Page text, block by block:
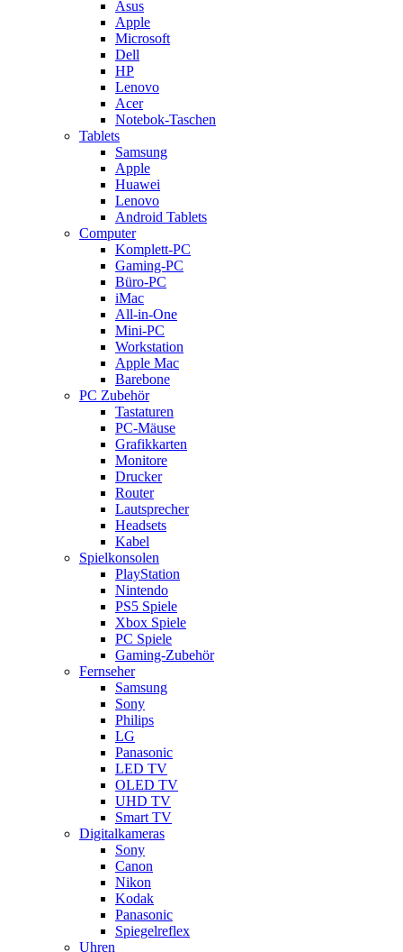
Asus
Apple
Microsoft
Dell
HP
Lenovo
Acer
Notebok-Taschen
Tablets
Samsung
Apple
Huawei
Lenovo
Android Tablets
Computer
Komplett-PC
Gaming-PC
Büro-PC
iMac
All-in-One
Mini-PC
Workstation
Apple Mac
Barebone
PC Zubehör
Tastaturen
PC-Mäuse
Grafikkarten
Monitore
Drucker
Router
Lautsprecher
Headsets
Kabel
Spielkonsolen
PlayStation
Nintendo
PS5 Spiele
Xbox Spiele
PC Spiele
Gaming-Zubehör
Fernseher
Samsung
Sony
Philips
LG
Panasonic
LED TV
OLED TV
UHD TV
Smart TV
Digitalkameras
Sony
Canon
Nikon
Kodak
Panasonic
Spiegelreflex
Uhren